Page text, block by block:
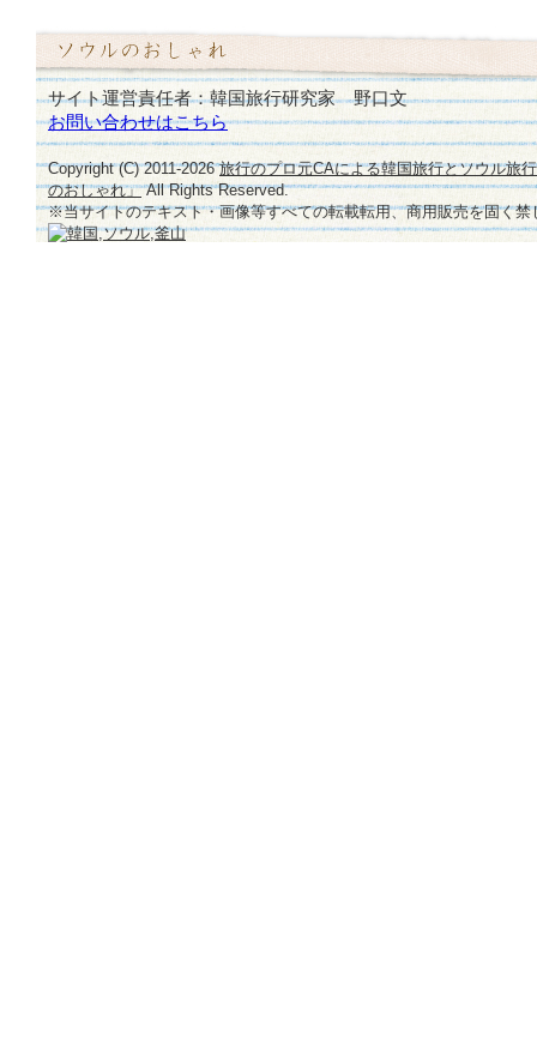
サイト運営責任者：韓国旅行研究家 野口文
お問い合わせはこちら
Copyright (C) 2011-2026旅行のプロ元CAによる韓国旅行とソウル旅
のおしゃれ」All Rights Reserved.
※当サイトのテキスト・画像等すべての転載転用、商用販売を固く禁